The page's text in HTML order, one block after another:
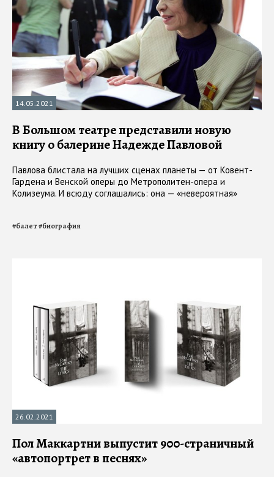
14.05.2021
В Большом театре представили новую
книгу о балерине Надежде Павловой
Павлова блистала на лучших сценах планеты — от Ковент-
Гардена и Венской оперы до Метрополитен-опера и
Колизеума. И всюду соглашались: она — «невероятная»
#балет#биография
26.02.2021
Пол Маккартни выпустит 900-страничный
«автопортрет в песнях»